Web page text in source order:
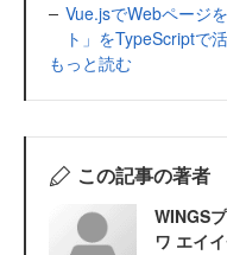
Vue.jsでWebページ
ト」をTypeScriptで
もっと読む
この記事の著者
WINGS
ワ エイイ